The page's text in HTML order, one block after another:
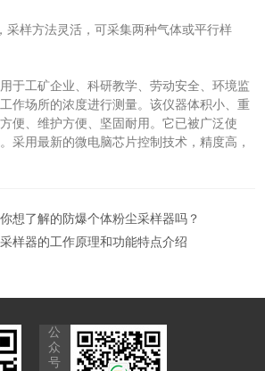
样方法灵活，可采集两种气体或平行样
于工矿企业、科研教学、劳动安全、环境监
作场所的浓度进行测量。该仪器体积小、重
便、维护方便、坚固耐用。它已被广泛使
采用最新的微电脑芯片控制技术，精度高，
想了解的防爆个体粉尘采样器吗？
样器的工作原理和功能特点介绍
公
众
号